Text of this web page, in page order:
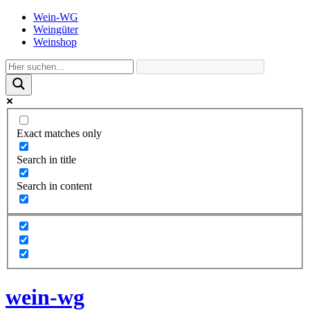
Wein-WG
Weingüter
Weinshop
Exact matches only
Search in title
Search in content
wein-wg